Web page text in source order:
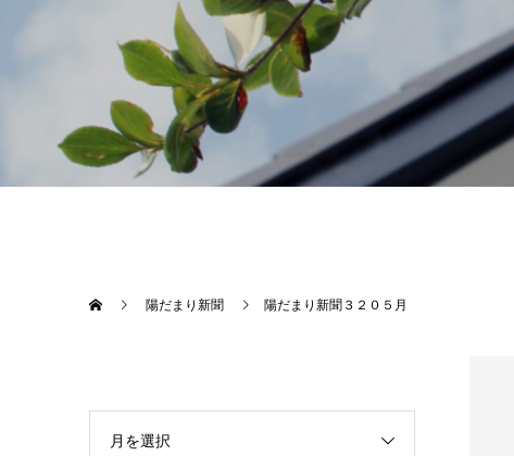
陽だまり新聞 陽だまり新聞３２０５月
月を選択